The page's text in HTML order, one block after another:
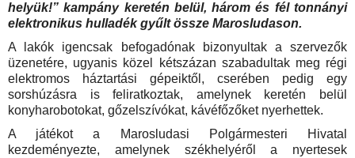
helyük!” kampány keretén belül, három és fél tonnányi
elektronikus hulladék gyűlt össze Marosludason.
A lakók igencsak befogadónak bizonyultak a szervezők
üzenetére, ugyanis közel kétszázan szabadultak meg régi
elektromos háztartási gépeiktől, cserében pedig egy
sorshúzásra is feliratkoztak, amelynek keretén belül
konyharobotokat, gőzelszívókat, kávéfőzőket nyerhettek.
A játékot a Marosludasi Polgármesteri Hivatal
kezdeményezte, amelynek székhelyéről a nyertesek